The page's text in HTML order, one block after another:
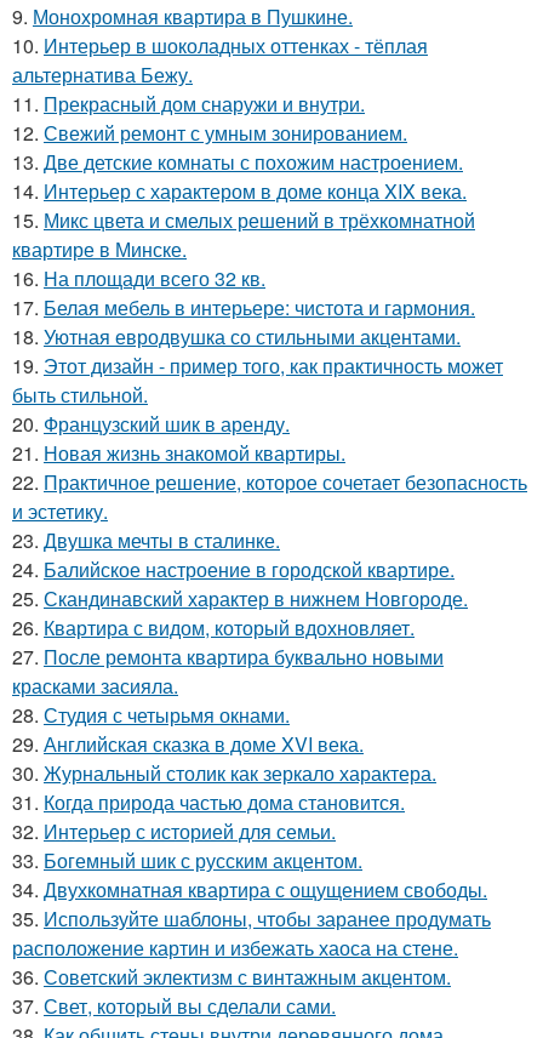
9. Монохромная квартира в Пушкине.
10. Интерьер в шоколадных оттенках - тёплая
альтернатива Бежу.
11. Прекрасный дом снаружи и внутри.
12. Свежий ремонт с умным зонированием.
13. Две детские комнаты с похожим настроением.
14. Интерьер с характером в доме конца XIX века.
15. Микс цвета и смелых решений в трёхкомнатной
квартире в Минске.
16. На площади всего 32 кв.
17. Белая мебель в интерьере: чистота и гармония.
18. Уютная евродвушка со стильными акцентами.
19. Этот дизайн - пример того, как практичность может
быть стильной.
20. Французский шик в аренду.
21. Новая жизнь знакомой квартиры.
22. Практичное решение, которое сочетает безопасность
и эстетику.
23. Двушка мечты в сталинке.
24. Балийское настроение в городской квартире.
25. Скандинавский характер в нижнем Новгороде.
26. Квартира с видом, который вдохновляет.
27. После ремонта квартира буквально новыми
красками засияла.
28. Студия с четырьмя окнами.
29. Английская сказка в доме XVI века.
30. Журнальный столик как зеркало характера.
31. Когда природа частью дома становится.
32. Интерьер с историей для семьи.
33. Богемный шик с русским акцентом.
34. Двухкомнатная квартира с ощущением свободы.
35. Используйте шаблоны, чтобы заранее продумать
расположение картин и избежать хаоса на стене.
36. Советский эклектизм с винтажным акцентом.
37. Свет, который вы сделали сами.